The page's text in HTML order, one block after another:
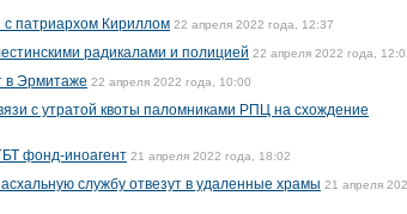
с патриархом Кириллом 22 апреля 2022 года, 12:37
радикалами и полицией 22 апреля 2022 года,
в Эрмитаже 22 апреля 2022 года, 10:00
с утратой квоты паломниками РПЦ на схождение
фонд-иноагент 21 апреля 2022 года, 18:02
службу отвезут в удаленные храмы 21 апреля